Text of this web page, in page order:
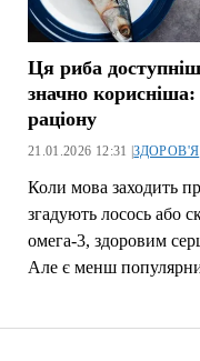
Ця риба
значно корисніша:
раціону
21.01.2026 12:31 |ЗДОРОВ'Я
Коли мова заходить
згадують лосось або
омега-3, здоровим
Але є менш